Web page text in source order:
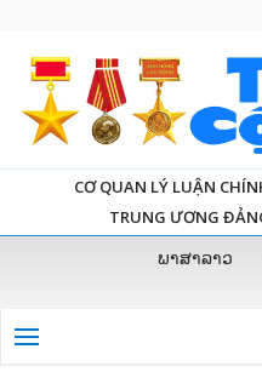
CƠ QUAN LÝ LUẬN
TRUNG ƯƠNG
ພາສາລາວ